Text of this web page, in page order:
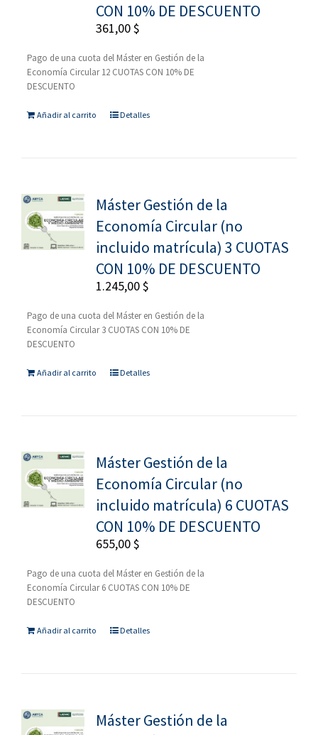
CON 10% DE DESCUENTO
361,00$
Pago de una cuota del Máster en Gestión de la
Economía Circular 12 CUOTAS CON 10% DE
DESCUENTO
Añadir al carrito Detalles
Máster Gestión de la
Economía Circular (no
incluido matrícula) 3 CUOTAS
CON 10% DE DESCUENTO
1.245,00$
Pago de una cuota del Máster en Gestión de la
Economía Circular 3 CUOTAS CON 10% DE
DESCUENTO
Añadir al carrito Detalles
Máster Gestión de la
Economía Circular (no
incluido matrícula) 6 CUOTAS
CON 10% DE DESCUENTO
655,00$
Pago de una cuota del Máster en Gestión de la
Economía Circular 6 CUOTAS CON 10% DE
DESCUENTO
Añadir al carrito Detalles
Máster Gestión de la